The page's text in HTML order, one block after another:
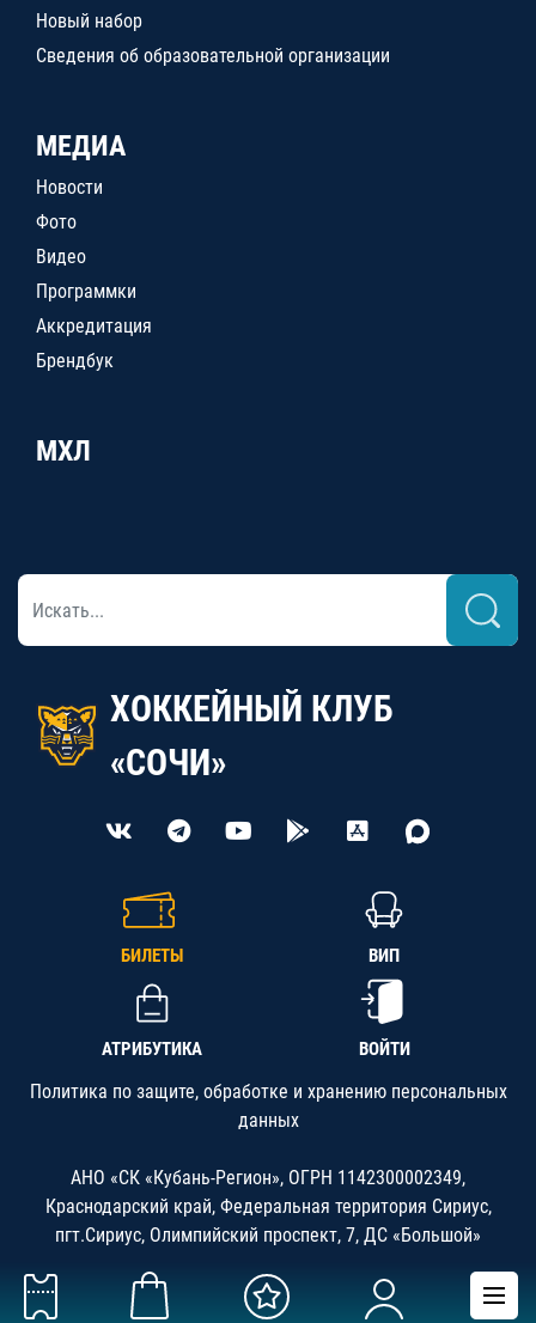
Новый набор
Сведения об образовательной организации
МЕДИА
Новости
Фото
Видео
Программки
Аккредитация
Брендбук
МХЛ
ХОККЕЙНЫЙ КЛУБ
«СОЧИ»
БИЛЕТЫ ВИП
АТРИБУТИКА ВОЙТИ
Политика по защите, обработке и хранению персональных
данных
АНО «СК «Кубань-Регион», ОГРН 1142300002349,
Краснодарский край, Федеральная территория Сириус,
пгт.Сириус, Олимпийский проспект, 7, ДС «Большой»